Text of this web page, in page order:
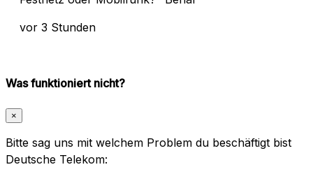
vor 3 Stunden
Was funktioniert nicht?
×
Bitte sag uns mit welchem Problem du beschäftigt bist
Deutsche Telekom: